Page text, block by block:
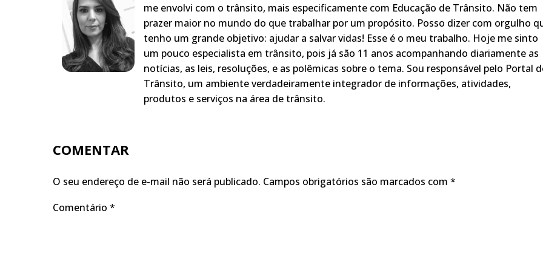
me envolvi com o trânsito, mais especificamente com Educação de Trânsito. Não tem
prazer maior no mundo do que trabalhar por um propósito. Posso dizer com orgulho
tenho um grande objetivo: ajudar a salvar vidas! Esse é o meu trabalho. Hoje me sinto
um pouco especialista em trânsito, pois já são 11 anos acompanhando diariamente as
notícias, as leis, resoluções, e as polêmicas sobre o tema. Sou responsável pelo Portal
Trânsito, um ambiente verdadeiramente integrador de informações, atividades,
produtos e serviços na área de trânsito.
COMENTAR
O seu endereço de e-mail não será publicado. Campos obrigatórios são marcados com *
Comentário *